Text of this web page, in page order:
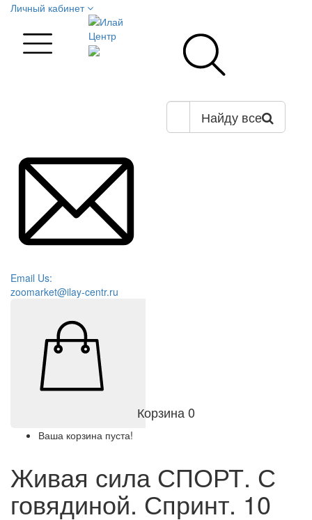
Личный кабинет
Найду все
Email Us:
zoomarket@ilay-centr.ru
Корзина0
Ваша корзина пуста!
Живая сила СПОРТ. С
говядиной. Спринт. 10